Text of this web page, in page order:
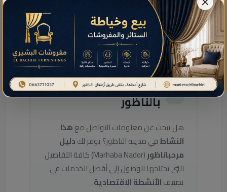
دليل الخدمات ومعلومات إضافية
دليل خدمات هذا النشاط
بالناظور
هل تبحث عن معلومات التواصل معهذا
النشاطفي مدينة الناظور؟ يوفر لكدليل
مرحباناظور
(Marhaba Nador) كافة التفاصيل
التي تحتاجها للوصول إلى أفضل الخدمات في
تصنيفالأنشطة الاقتصادية.